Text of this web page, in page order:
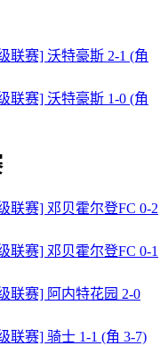
联赛] 沃特豪斯 2-1 (角
联赛] 沃特豪斯 1-0 (角
联赛] 邓贝霍尔登FC 0-2
联赛] 邓贝霍尔登FC 0-1
联赛] 阿内特花园 2-0
联赛] 骑士 1-1 (角 3-7)